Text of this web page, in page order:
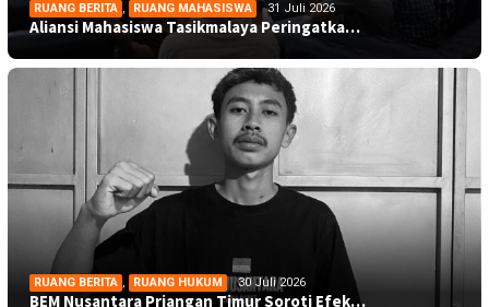
RUANG BERITA , RUANG MAHASISWA 31 Juli 2026
Aliansi Mahasiswa Tasikmalaya Peringatka…
RUANG BERITA , RUANG HUKUM 30 Juli 2026
BEM Nusantara Priangan Timur Soroti Efek…